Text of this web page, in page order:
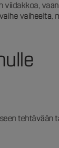
viidakkoa, vaan
vaiheelta,
tehtävään